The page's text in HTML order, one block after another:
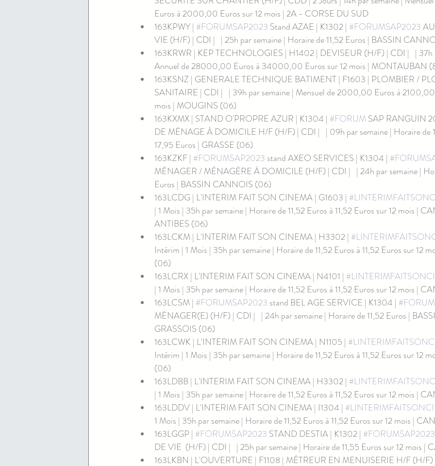
Euros à 2000,00 Euros sur 12 mois | 2A - CORSE DU SUD
163KPWY | #FORUMSAP2023 Stand AZAE | K1302 | #FORUMSAP2023
VIE (H/F) | CDI |   | 25h par semaine | Horaire de 11,52 Euros | BASSIN
163KRWR | KEP TECHNOLOGIES | H1402 | DEVISEUR (H/F) | CDI |   | 37h
Annuel de 28000,00 Euros à 34000,00 Euros sur 12 mois | MONTAUBAN
163KSNZ | GENERALE TECHNIQUE BATIMENT | F1603 | PLOMBIER /
SANITAIRE | CDI |   | 39h par semaine | Mensuel de 2000,00 Euros à
mois | MOUGINS (06)
163KXMX | STAND O'PROPRE AZUR | K1304 | #FORUM SAP RANGUIN
DE MÉNAGE À DOMICILE H/F (H/F) | CDI |   | 09h par semaine | Horaire de
17,95 Euros | GRASSE (06)
163KZKF | #FORUMSAP2023 stand AXEO SERVICES | K1304 |
MÉNAGER / MÉNAGÈRE À DOMICILE (H/F) | CDI |   | 24h par semaine |
Euros | BASSIN CANNOIS (06)
163LCDG | L'INTERIM FAIT SON CINEMA | G1603 |
| 1 Mois | 35h par semaine | Horaire de 11,52 Euros à 11,52 Euros sur 12 mois |
ANTIBES (06)
163LCKM | L'INTERIM FAIT SON CINEMA | H3302 |
Intérim | 1 Mois | 35h par semaine | Horaire de 11,52 Euros à 11,52 Euros sur 12
(06)
163LCRX | L'INTERIM FAIT SON CINEMA | N4101 |
| 1 Mois | 35h par semaine | Horaire de 11,52 Euros à 11,52 Euros sur 12 mois |
163LCSM | #FORUMSAP2023 stand BEL AGE SERVICE | K1304 |
MÉNAGER(E) (H/F) | CDI |   | 24h par semaine | Horaire de 11,52 Euros |
GRASSOIS (06)
163LCWK | L'INTERIM FAIT SON CINEMA | N1105 |
Intérim | 1 Mois | 35h par semaine | Horaire de 11,52 Euros à 11,52 Euros sur 12
(06)
163LDBB | L'INTERIM FAIT SON CINEMA | H3302 |
| 1 Mois | 35h par semaine | Horaire de 11,52 Euros à 11,52 Euros sur 12 mois |
163LDDV | L'INTERIM FAIT SON CINEMA | I1304 |
1 Mois | 35h par semaine | Horaire de 11,52 Euros à 11,52 Euros sur 12 mois |
163LGGP | #FORUMSAP2023 STAND DESTIA | K1302 | #FORUMSAP2023
DE VIE  (H/F) | CDI |   | 25h par semaine | Horaire de 11,55 Euros sur 12 mois |
163LKBN | L'OUVERTURE | F1108 | MÉTREUR EN MENUISERIE H/F (H/